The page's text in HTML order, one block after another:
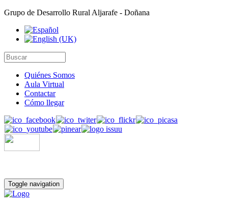
Grupo de Desarrollo Rural Aljarafe - Doñana
Quiénes Somos
Aula Virtual
Contactar
Cómo llegar
Toggle navigation